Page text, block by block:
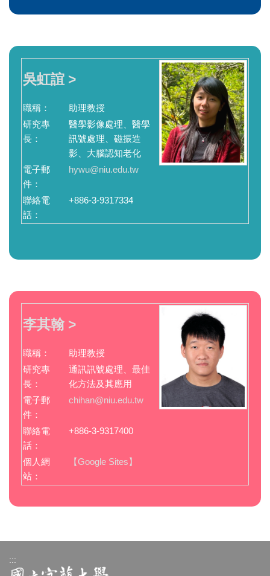
吳虹誼 >
職稱：
助理教授
研究專
長：
醫學影像處理、醫學
訊號處理、磁振造
影、大腦認知老化
電子郵
件：
hywu@niu.edu.tw
聯絡電
話：
+886-3-9317334
李其翰 >
職稱：
助理教授
研究專
長：
通訊訊號處理、最佳
化方法及其應用
電子郵
件：
chihan@niu.edu.tw
聯絡電
話：
+886-3-9317400
個人網
站：
【Google Sites】
:::